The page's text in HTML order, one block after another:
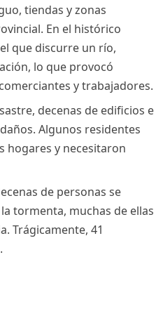
tiendas y zonas
En el histórico
que discurre un río,
lo que provocó
y trabajadores.
decenas de edificios e
Algunos residentes
hogares y necesitaron
de personas se
tormenta, muchas de ellas
Trágicamente, 41